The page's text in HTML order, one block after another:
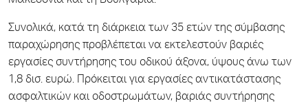
Συνολικά, κατά τη διάρκεια των 35 ετών της σύμβασης
παραχώρησης προβλέπεται να εκτελεστούν βαριές
εργασίες συντήρησης του οδικού άξονα, ύψους άνω των
1,8 δισ. ευρώ. Πρόκειται για εργασίες αντικατάστασης
ασφαλτικών και οδοστρωμάτων, βαριάς συντήρησης